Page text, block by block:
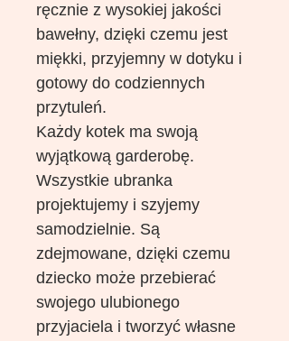
ręcznie z wysokiej jakości
bawełny, dzięki czemu jest
miękki, przyjemny w dotyku i
gotowy do codziennych
przytuleń.
Każdy kotek ma swoją
wyjątkową garderobę.
Wszystkie ubranka
projektujemy i szyjemy
samodzielnie. Są
zdejmowane, dzięki czemu
dziecko może przebierać
swojego ulubionego
przyjaciela i tworzyć własne